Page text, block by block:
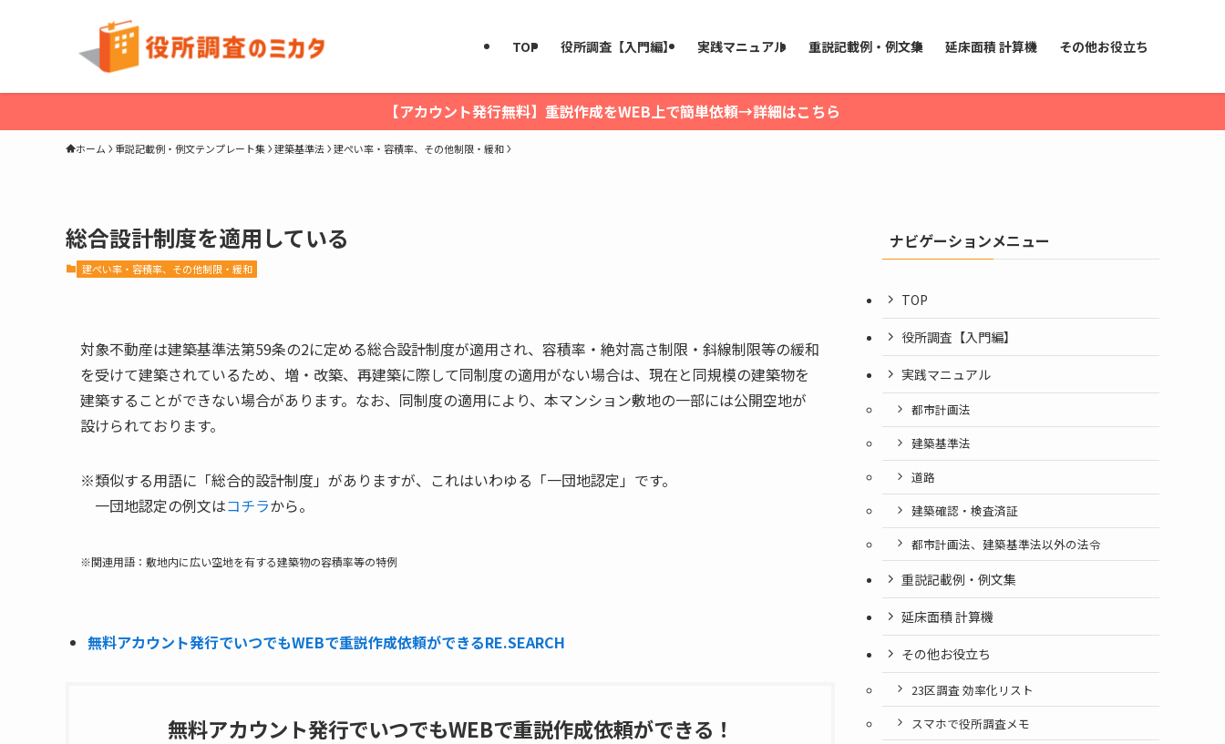
TOP 役所調査【入門編】 実践マニュアル 重説記載例・例文集 延床面積 計算機 その他お役立ち
【アカウント発行無料】重説作成をWEB上で簡単依頼→詳細はこちら
ホーム 重説記載例・例文テンプレート集 建築基準法 建ぺい率・容積率、その他制限・緩和
総合設計制度を適用している
建ぺい率・容積率、その他制限・緩和
対象不動産は建築基準法第59条の2に定める総合設計制度が適用され、容積率・絶対高さ制限・斜線制限等の緩和
を受けて建築されているため、増・改築、再建築に際して同制度の適用がない場合は、現在と同規模の建築物を
建築することができない場合があります。なお、同制度の適用により、本マンション敷地の一部には公開空地が
設けられております。
※類似する用語に「総合的設計制度」がありますが、これはいわゆる「一団地認定」です。
一団地認定の例文はコチラから。
※関連用語：敷地内に広い空地を有する建築物の容積率等の特例
無料アカウント発行でいつでもWEBで重説作成依頼ができるRE.SEARCH
無料アカウント発行でいつでもWEBで重説作成依頼ができる！
ナビゲーションメニュー
TOP
役所調査【入門編】
実践マニュアル
都市計画法
建築基準法
道路
建築確認・検査済証
都市計画法、建築基準法以外の法令
重説記載例・例文集
延床面積 計算機
その他お役立ち
23区調査 効率化リスト
スマホで役所調査メモ